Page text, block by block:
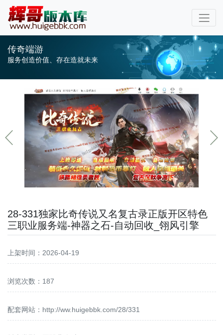
传奇端游
服务创造价值、存在造就未来
28-331独家比奇传说又名复古录正版开区特色
三职业服务端-神器之石-自动回收_翎风引擎
上架时间：2026-04-19
浏览次数：187
配套网站： http://ww.huigebbk.com/28/331